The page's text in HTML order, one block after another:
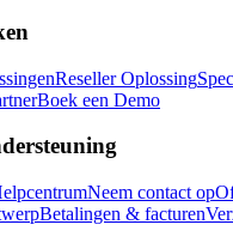
Reseller Oplossing
Boek een Demo
Neem contact op
Betalingen & facturen